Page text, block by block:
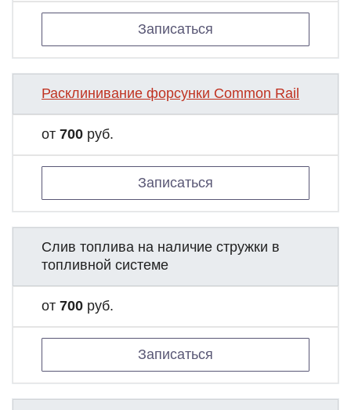
Записаться
Расклинивание форсунки Common Rail
от 700 руб.
Записаться
Слив топлива на наличие стружки в
топливной системе
от 700 руб.
Записаться